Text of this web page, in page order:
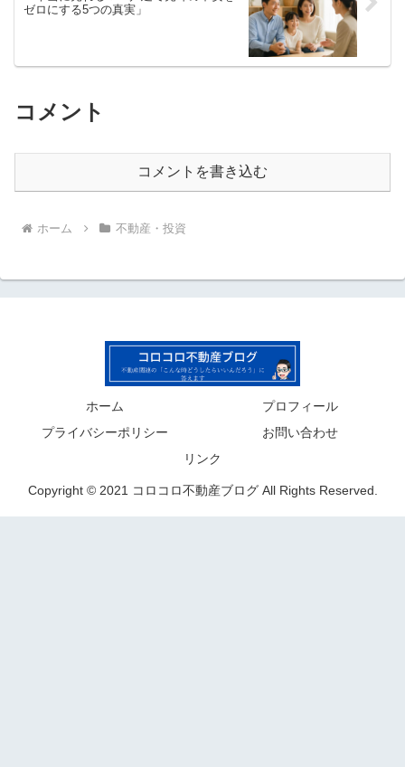
ゼロにする5つの真実」
コメント
コメントを書き込む
ホーム 不動産・投資
ホーム
プロフィール
プライバシーポリシー
お問い合わせ
リンク
Copyright © 2021 コロコロ不動産ブログ All Rights Reserved.